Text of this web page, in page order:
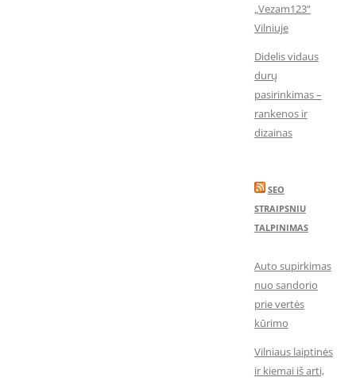
„Vezam123“
Vilniuje
Didelis vidaus
durų
pasirinkimas –
rankenos ir
dizainas
SEO
STRAIPSNIU
TALPINIMAS
Auto supirkimas
nuo sandorio
prie vertės
kūrimo
Vilniaus laiptinės
ir kiemai iš arti,